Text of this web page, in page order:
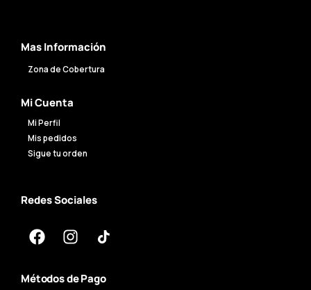
Mas Información
Zona de Cobertura
Mi Cuenta
Mi Perfil
Mis pedidos
Sigue tu orden
Redes Sociales
Métodos de Pago